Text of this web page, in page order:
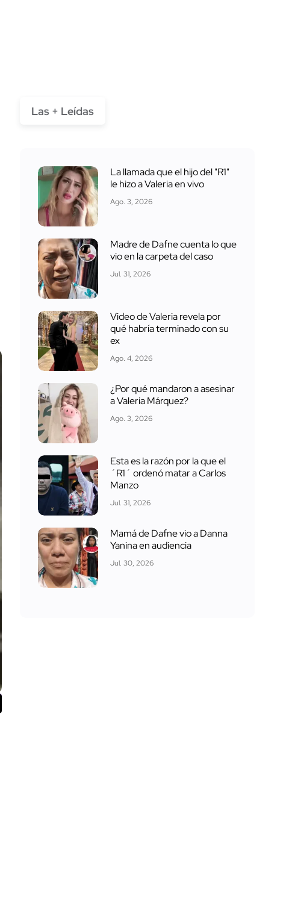
Las + Leídas
La llamada que el hijo del "R1"
le hizo a Valeria en vivo
Ago. 3, 2026
Madre de Dafne cuenta lo que
vio en la carpeta del caso
Jul. 31, 2026
Video de Valeria revela por
qué habría terminado con su
ex
Ago. 4, 2026
¿Por qué mandaron a asesinar
a Valeria Márquez?
Ago. 3, 2026
Esta es la razón por la que el
´R1´ ordenó matar a Carlos
Manzo
Jul. 31, 2026
Mamá de Dafne vio a Danna
Yanina en audiencia
Jul. 30, 2026